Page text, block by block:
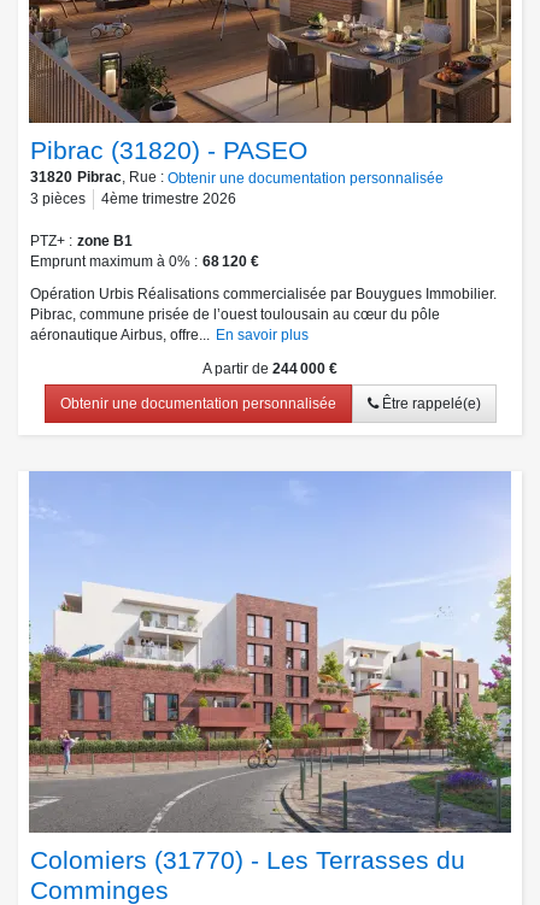
Pibrac (31820) - PASEO
31820 Pibrac , Rue : Obtenir une documentation personnalisée
3 pièces 4ème trimestre 2026
PTZ+
zone B1
Emprunt maximum à 0%
68 120 €
Opération Urbis Réalisations commercialisée par Bouygues Immobilier.
Pibrac, commune prisée de l’ouest toulousain au cœur du pôle
aéronautique Airbus, offre...
En savoir plus
A partir de 244 000 €
Obtenir une documentation personnalisée Être rappelé(e)
Colomiers (31770) - Les Terrasses du
Comminges